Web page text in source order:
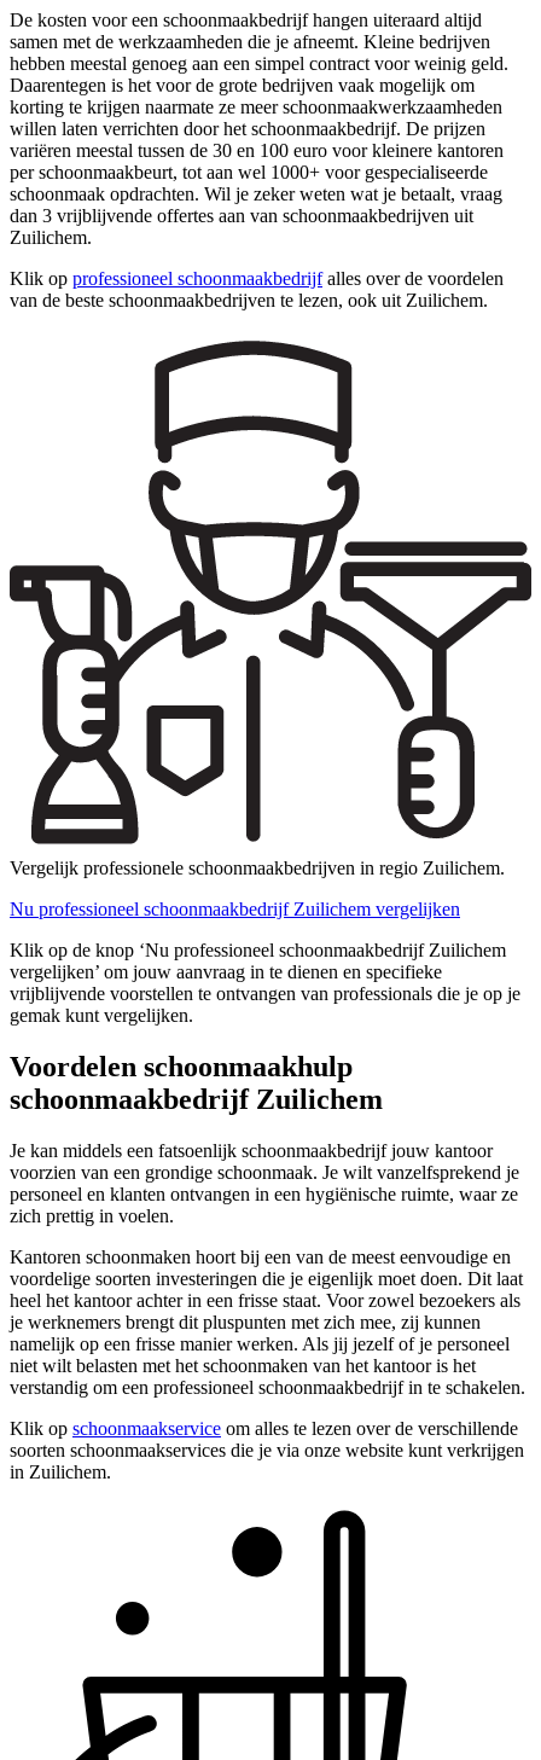
De kosten voor een schoonmaakbedrijf hangen uiteraard altijd
samen met de werkzaamheden die je afneemt. Kleine bedrijven
hebben meestal genoeg aan een simpel contract voor weinig geld.
Daarentegen is het voor de grote bedrijven vaak mogelijk om
korting te krijgen naarmate ze meer schoonmaakwerkzaamheden
willen laten verrichten door het schoonmaakbedrijf. De prijzen
variëren meestal tussen de 30 en 100 euro voor kleinere kantoren
per schoonmaakbeurt, tot aan wel 1000+ voor gespecialiseerde
schoonmaak opdrachten. Wil je zeker weten wat je betaalt, vraag
dan 3 vrijblijvende offertes aan van schoonmaakbedrijven uit
Zuilichem.
Klik op professioneel schoonmaakbedrijfalles over de voordelen
van de beste schoonmaakbedrijven te lezen, ook uit Zuilichem.
Vergelijk professionele schoonmaakbedrijven in regio Zuilichem.
Nu professioneel schoonmaakbedrijf Zuilichem vergelijken
Klik op de knop ‘Nu professioneel schoonmaakbedrijf Zuilichem
vergelijken’ om jouw aanvraag in te dienen en specifieke
vrijblijvende voorstellen te ontvangen van professionals die je op je
gemak kunt vergelijken.
Voordelen schoonmaakhulp
schoonmaakbedrijf Zuilichem
Je kan middels een fatsoenlijk schoonmaakbedrijf jouw kantoor
voorzien van een grondige schoonmaak. Je wilt vanzelfsprekend je
personeel en klanten ontvangen in een hygiënische ruimte, waar ze
zich prettig in voelen.
Kantoren schoonmaken hoort bij een van de meest eenvoudige en
voordelige soorten investeringen die je eigenlijk moet doen. Dit laat
heel het kantoor achter in een frisse staat. Voor zowel bezoekers als
je werknemers brengt dit pluspunten met zich mee, zij kunnen
namelijk op een frisse manier werken. Als jij jezelf of je personeel
niet wilt belasten met het schoonmaken van het kantoor is het
verstandig om een professioneel schoonmaakbedrijf in te schakelen.
Klik op schoonmaakservice om alles te lezen over de verschillende
soorten schoonmaakservices die je via onze website kunt verkrijgen
in Zuilichem.